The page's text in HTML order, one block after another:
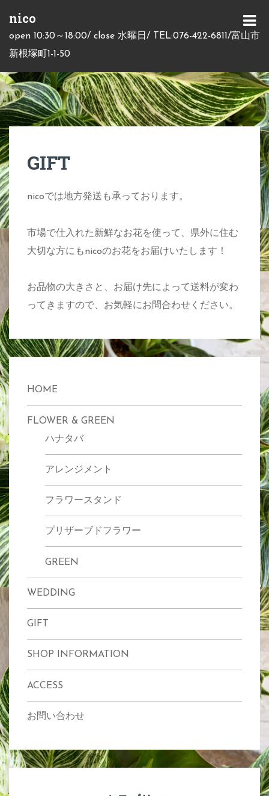
t
o
c
o
n
t
e
n
t
nico
open 10:30～18:00/ close 水曜日/ TEL:076-422-6811/富山市
新根塚町1-1-50
M
N
U
GIFT
nicoでは地方発送も承っております。
市場で仕入れた新鮮なお花を使って、県外に住む
大切な方にもnicoのお花をお届けいたします！
お品物の大きさと、お届け先によって送料が変わ
ってきますので、お気軽にお問合わせください。
HOME
FLOWER & GREEN
ハナタバ
アレンジメント
フラワースタンド
プリザーブドフラワー
GREEN
WEDDING
GIFT
SHOP INFORMATION
ACCESS
お問い合わせ